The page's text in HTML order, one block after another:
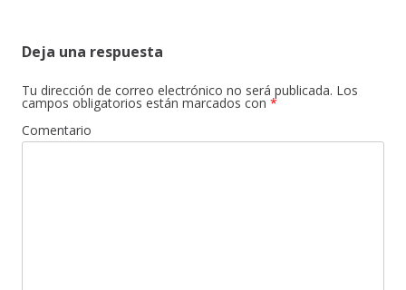
Deja una respuesta
Tu dirección de correo electrónico no será publicada. Los
campos obligatorios están marcados con *
Comentario